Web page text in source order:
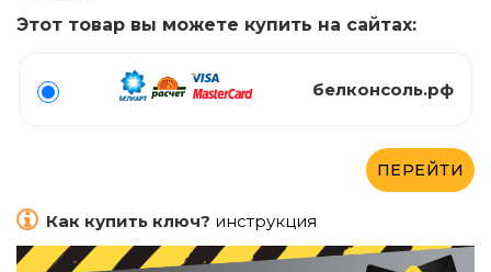
Этот товар вы можете купить на сайтах:
белконсоль.рф
ПЕРЕЙТИ
Как купить ключ? инструкция